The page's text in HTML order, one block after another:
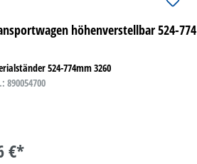
höhenverstellbar 524-774
524-774mm 3260
890054700
€*